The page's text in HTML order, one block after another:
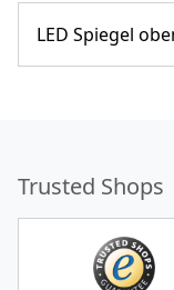
LED Spiegel
Trusted Shops